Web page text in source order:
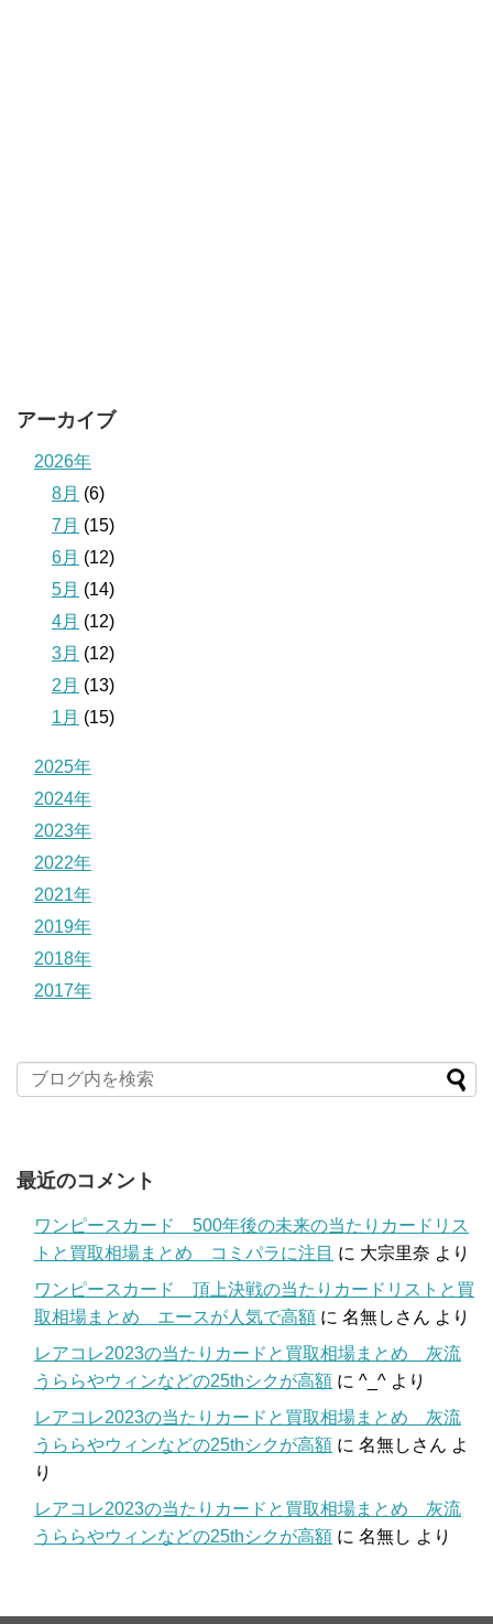
アーカイブ
2026年
8月 (6)
7月 (15)
6月 (12)
5月 (14)
4月 (12)
3月 (12)
2月 (13)
1月 (15)
2025年
2024年
2023年
2022年
2021年
2019年
2018年
2017年
最近のコメント
ワンピースカード 500年後の未来の当たりカードリス
トと買取相場まとめ コミパラに注目 に 大宗里奈 より
ワンピースカード 頂上決戦の当たりカードリストと買
取相場まとめ エースが人気で高額 に 名無しさん より
レアコレ2023の当たりカードと買取相場まとめ 灰流
うららやウィンなどの25thシクが高額 に ^_^ より
レアコレ2023の当たりカードと買取相場まとめ 灰流
うららやウィンなどの25thシクが高額 に 名無しさん よ
り
レアコレ2023の当たりカードと買取相場まとめ 灰流
うららやウィンなどの25thシクが高額 に 名無し より